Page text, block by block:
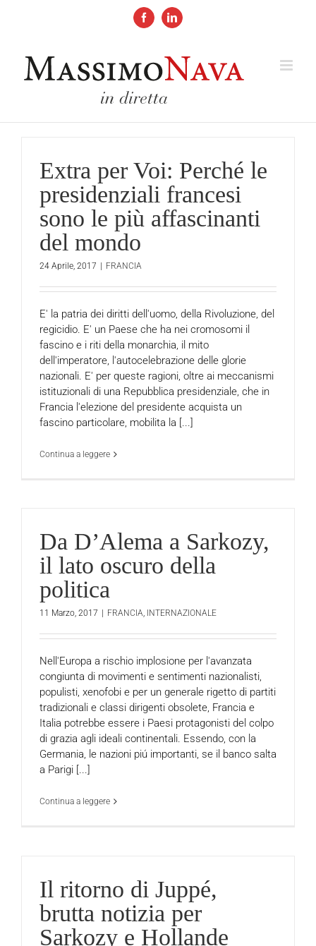
FacebookLinkedIn
Extra per Voi: Perché le
presidenziali francesi
sono le più affascinanti
del mondo
24 Aprile, 2017 | FRANCIA
E' la patria dei diritti dell'uomo, della Rivoluzione, del
regicidio. E' un Paese che ha nei cromosomi il
fascino e i riti della monarchia, il mito
dell'imperatore, l'autocelebrazione delle glorie
nazionali. E' per queste ragioni, oltre ai meccanismi
istituzionali di una Repubblica presidenziale, che in
Francia l'elezione del presidente acquista un
fascino particolare, mobilita la [...]
Continua a leggere
Da D’Alema a Sarkozy,
il lato oscuro della
politica
11 Marzo, 2017 | FRANCIA INTERNAZIONALE
Nell'Europa a rischio implosione per l'avanzata
congiunta di movimenti e sentimenti nazionalisti,
populisti, xenofobi e per un generale rigetto di partiti
tradizionali e classi dirigenti obsolete, Francia e
Italia potrebbe essere i Paesi protagonisti del colpo
di grazia agli ideali continentali. Essendo, con la
Germania, le nazioni piú importanti, se il banco salta
a Parigi [...]
Continua a leggere
Il ritorno di Juppé,
brutta notizia per
Sarkozy e Hollande